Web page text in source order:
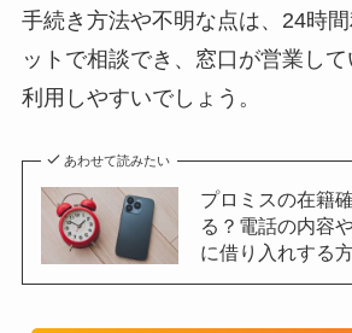
手続き方法や不明な点は、24時
ットで相談でき、窓口が営業し
利用しやすいでしょう。
あわせて読みたい
プロミスの在籍
る？電話の内容
に借り入れする